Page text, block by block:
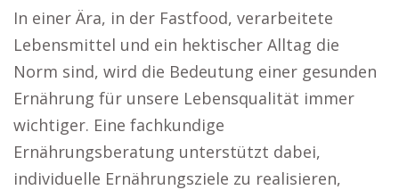
In einer Ära, in der Fastfood, verarbeitete
Lebensmittel und ein hektischer Alltag die
Norm sind, wird die Bedeutung einer gesunden
Ernährung für unsere Lebensqualität immer
wichtiger. Eine fachkundige
Ernährungsberatung unterstützt dabei,
individuelle Ernährungsziele zu realisieren,